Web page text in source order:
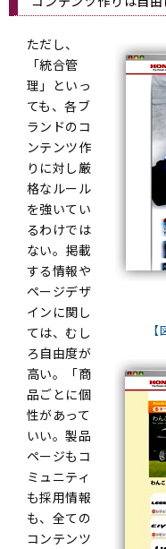
ただし、
「統合管
理」といっ
ても、各ブ
ランドのコ
ンテンツ作
りに対し厳
格なルール
を強いてい
るわけでは
ない。掲載
する情報や
ページデザ
インに関し
ては、むし
ろ自由度が
高い。「商
品ごとに個
性があって
いい。製品
ページもコ
ミュニティ
も採用情報
も、全ての
コンテンツ